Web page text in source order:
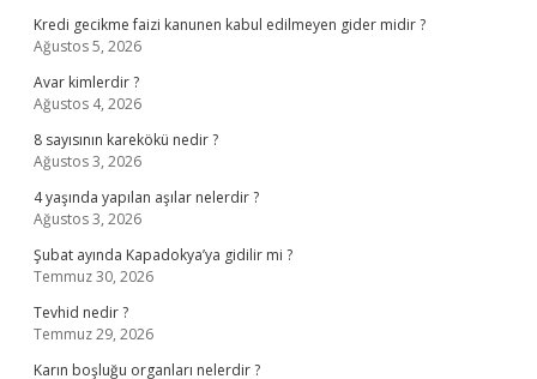
Kredi gecikme faizi kanunen kabul edilmeyen gider midir ?
Ağustos 5, 2026
Avar kimlerdir ?
Ağustos 4, 2026
8 sayısının karekökü nedir ?
Ağustos 3, 2026
4 yaşında yapılan aşılar nelerdir ?
Ağustos 3, 2026
Şubat ayında Kapadokya’ya gidilir mi ?
Temmuz 30, 2026
Tevhid nedir ?
Temmuz 29, 2026
Karın boşluğu organları nelerdir ?